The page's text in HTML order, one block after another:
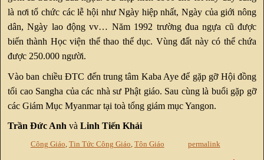
là nơi tổ chức các lễ hội như Ngày hiệp nhất, Ngày của giới nông
dân, Ngày lao động vv… Năm 1992 trường đua ngựa cũ được
biến thành Học viện thể thao thể dục. Vùng đất này có thể chứa
được 250.000 người.
Vào ban chiều ĐTC đến trung tâm Kaba Aye để gặp gỡ Hội đồng
tối cao Sangha của các nhà sư Phật giáo. Sau cùng là buổi gặp gỡ
các Giám Mục Myanmar tại toà tổng giám mục Yangon.
Trần Đức Anh và Linh Tiến Khải
Công Giáo Tin Tức Công Giáo Tôn Giáo permalink